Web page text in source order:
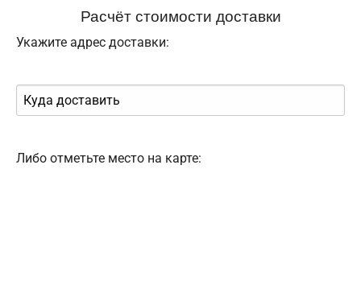
Расчёт стоимости доставки
Укажите адрес доставки:
Либо отметьте место на карте: